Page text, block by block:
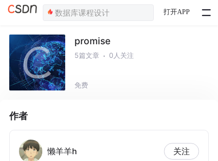
打开APP
promise
5篇文章 0人关注
免费
作者
懒羊羊h 关注